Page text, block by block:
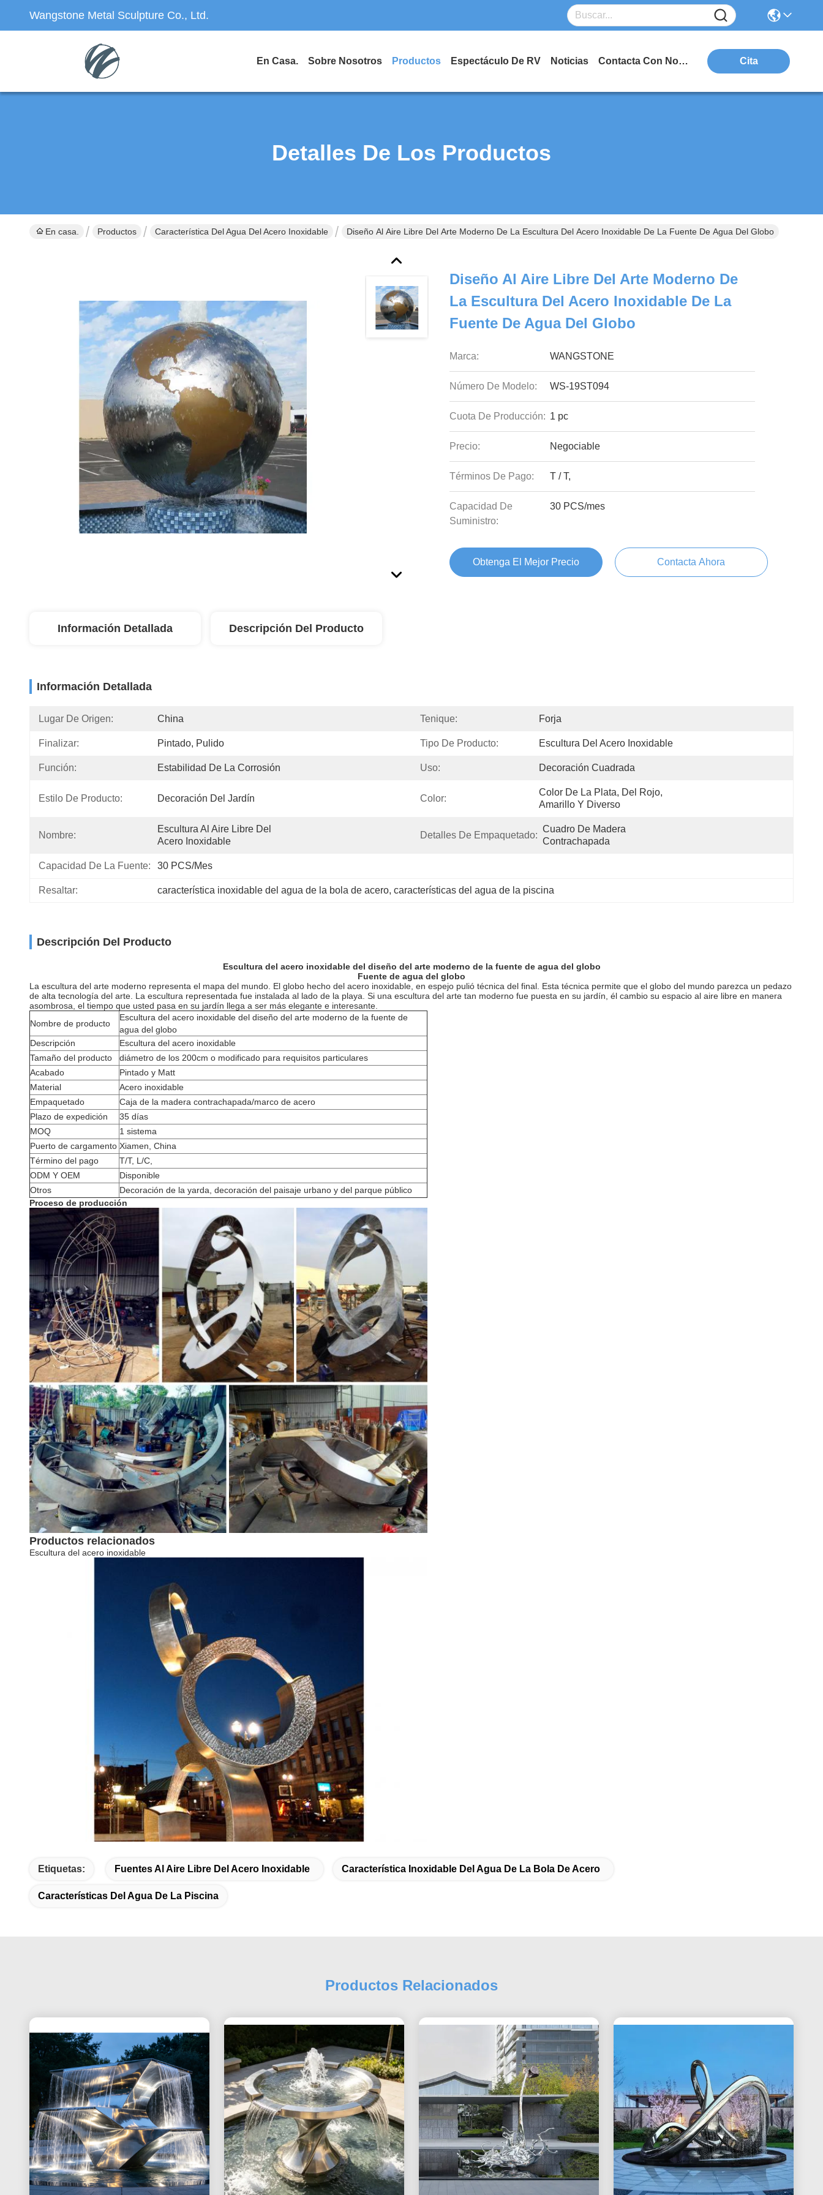
Wangstone Metal Sculpture Co., Ltd.
En Casa. Sobre Nosotros Productos Espectáculo De RV Noticias Contacta Con Nosotros Cita
Detalles De Los Productos
En casa. Productos Característica Del Agua Del Acero Inoxidable Diseño Al Aire Libre Del Arte Moderno De La Escultura Del Acero Inoxidable De La Fuente De Agua Del Globo
Diseño Al Aire Libre Del Arte Moderno De
La Escultura Del Acero Inoxidable De La
Fuente De Agua Del Globo
Marca: WANGSTONE
Número De Modelo: WS-19ST094
Cuota De Producción: 1 pc
Precio: Negociable
Términos De Pago: T / T,
Capacidad De
Suministro:
30 PCS/mes
Obtenga El Mejor Precio Contacta Ahora
Información Detallada Descripción Del Producto
Información Detallada
Lugar De Origen: China Tenique: Forja
Finalizar: Pintado, Pulido Tipo De Producto: Escultura Del Acero Inoxidable
Función: Estabilidad De La Corrosión Uso: Decoración Cuadrada
Estilo De Producto: Decoración Del Jardín Color:
Color De La Plata, Del Rojo,
Amarillo Y Diverso
Nombre:
Escultura Al Aire Libre Del
Acero Inoxidable
Detalles De Empaquetado:
Cuadro De Madera
Contrachapada
Capacidad De La Fuente: 30 PCS/mes
Resaltar: característica inoxidable del agua de la bola de acero, características del agua de la piscina
Descripción Del Producto
Escultura del acero inoxidable del diseño del arte moderno de la fuente de agua del globo
Fuente de agua del globo
La escultura del arte moderno representa el mapa del mundo. El globo hecho del acero inoxidable, en espejo pulió técnica del final. Esta técnica permite que el globo del mundo parezca un pedazo
de alta tecnología del arte. La escultura representada fue instalada al lado de la playa. Si una escultura del arte tan moderno fue puesta en su jardín, él cambio su espacio al aire libre en manera
asombrosa, el tiempo que usted pasa en su jardín llega a ser más elegante e interesante.
Nombre de producto
Escultura del acero inoxidable del diseño del arte moderno de la fuente de
agua del globo
Descripción
Escultura del acero inoxidable
Tamaño del producto
diámetro de los 200cm o modificado para requisitos particulares
Acabado
Pintado y Matt
Material
Acero inoxidable
Empaquetado
Caja de la madera contrachapada/marco de acero
Plazo de expedición
35 días
MOQ
1 sistema
Puerto de cargamento Xiamen, China
Término del pago
T/T, L/C,
ODM Y OEM
Disponible
Otros
Decoración de la yarda, decoración del paisaje urbano y del parque público
Proceso de producción
Productos relacionados
Escultura del acero inoxidable
Etiquetas: Fuentes Al Aire Libre Del Acero Inoxidable Característica Inoxidable Del Agua De La Bola De Acero
Características Del Agua De La Piscina
Productos Relacionados